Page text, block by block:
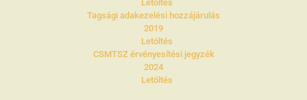
Letöltés
Tagsági adakezelési hozzájárulás
2019
Letöltés
CSMTSZ érvényesítési jegyzék
2024
Letöltés